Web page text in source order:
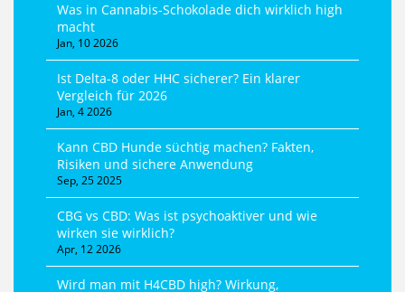
Was in Cannabis-Schokolade dich wirklich high
macht
Jan, 10 2026
Ist Delta-8 oder HHC sicherer? Ein klarer
Vergleich für 2026
Jan, 4 2026
Kann CBD Hunde süchtig machen? Fakten,
Risiken und sichere Anwendung
Sep, 25 2025
CBG vs CBD: Was ist psychoaktiver und wie
wirken sie wirklich?
Apr, 12 2026
Wird man mit H4CBD high? Wirkung,